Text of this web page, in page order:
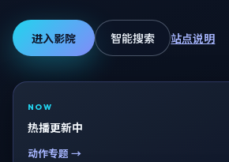
进入影院 智能搜索 站点说明
NOW
热播更新中
动作专题 →